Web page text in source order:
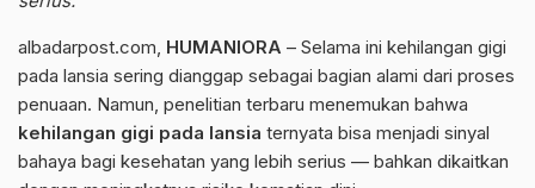
albadarpost.com, HUMANIORA – Selama ini kehilangan gigi
pada lansia sering dianggap sebagai bagian alami dari proses
penuaan. Namun, penelitian terbaru menemukan bahwa
kehilangan gigi pada lansia ternyata bisa menjadi sinyal
bahaya bagi kesehatan yang lebih serius — bahkan dikaitkan